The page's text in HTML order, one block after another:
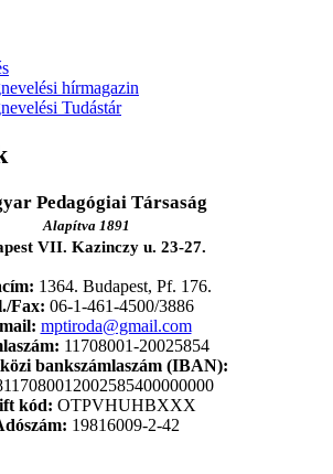
hírmagazin
Tudástár
Pedagógiai Társaság
Alapítva 1891
VII. Kazinczy u. 23-27.
1364. Budapest, Pf. 176.
Fax: 06-1-461-4500/3886
mptiroda@gmail.com
11708001-20025854
bankszámlaszám (IBAN):
kód: OTPVHUHBXXX
19816009-2-42